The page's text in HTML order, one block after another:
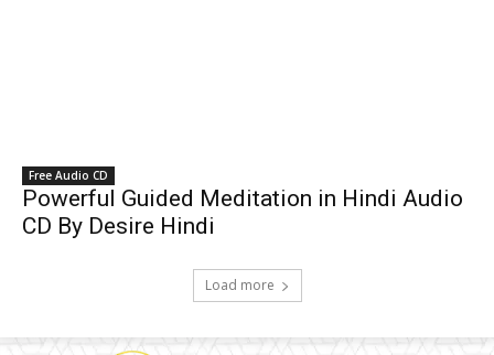
Free Audio CD
Powerful Guided Meditation in Hindi Audio
CD By Desire Hindi
Load more